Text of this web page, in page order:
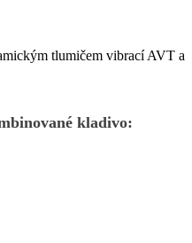
tlumičem vibrací AVT a
kladivo: